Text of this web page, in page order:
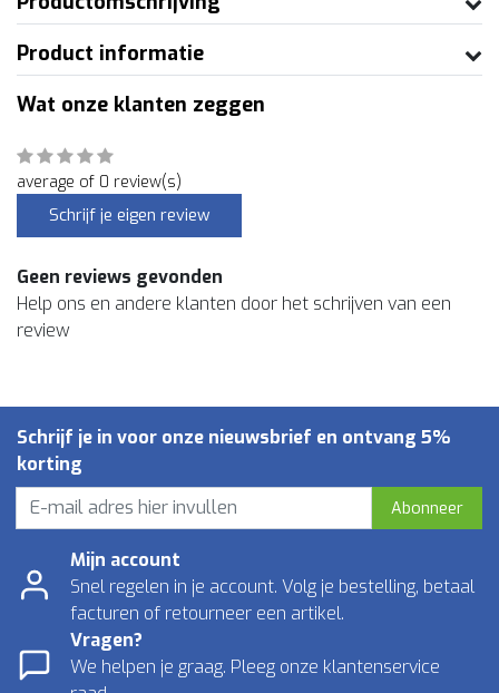
Product informatie
Wat onze klanten zeggen
average of 0 review(s)
Schrijf je eigen review
Geen reviews gevonden
Help ons en andere klanten door het schrijven van een
review
Schrijf je in voor onze nieuwsbrief en ontvang 5%
korting
Abonneer
Mijn account
Snel regelen in je account. Volg je bestelling, betaal
facturen of retourneer een artikel.
Vragen?
We helpen je graag. Pleeg onze klantenservice